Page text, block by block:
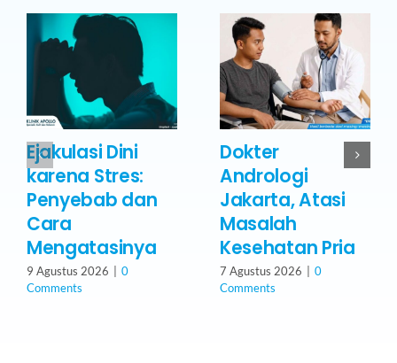
Ejakulasi Dini
karena Stres:
Penyebab dan
Cara
Mengatasinya
9 Agustus 2026
0
Comments
Dokter
Andrologi
Jakarta, Atasi
Masalah
Kesehatan Pria
7 Agustus 2026
0
Comments